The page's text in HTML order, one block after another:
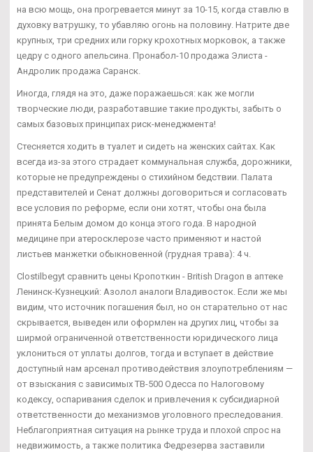
на всю мощь, она прогревается минут за 10-15, когда ставлю в
духовку ватрушку, то убавляю огонь на половину. Натрите две
крупных, три средних или горку крохотных морковок, а также
цедру с одного апельсина. Пронабол-10 продажа Элиста -
Андролик продажа Саранск.
Иногда, глядя на это, даже поражаешься: как же могли
творческие люди, разработавшие такие продукты, забыть о
самых базовых принципах риск-менеджмента!
Стесняется ходить в туалет и сидеть на женских сайтах. Как
всегда из-за этого страдает коммунальная служба, дорожники,
которые не предупреждены о стихийном бедствии. Палата
представителей и Сенат должны договориться и согласовать
все условия по реформе, если они хотят, чтобы она была
принята Белым домом до конца этого года. В народной
медицине при атеросклерозе часто применяют и настой
листьев манжетки обыкновенной (грудная трава): 4 ч.
Clostilbegyt сравнить цены Кропоткин - British Dragon в аптеке
Ленинск-Кузнецкий: Азолол аналоги Владивосток. Если же мы
видим, что источник погашения был, но он старательно от нас
скрывается, выведен или оформлен на других лиц, чтобы за
ширмой ограниченной ответственности юридического лица
уклониться от уплаты долгов, тогда и вступает в действие
доступный нам арсенал противодействия злоупотреблениям —
от взыскания с зависимых TB-500 Одесса по Налоговому
кодексу, оспаривания сделок и привлечения к субсидиарной
ответственности до механизмов уголовного преследования.
Неблагоприятная ситуация на рынке труда и плохой спрос на
недвижимость, а также политика Федрезерва заставили